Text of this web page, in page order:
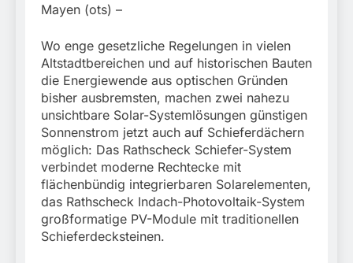
Mayen (ots) –
Wo enge gesetzliche Regelungen in vielen
Altstadtbereichen und auf historischen Bauten
die Energiewende aus optischen Gründen
bisher ausbremsten, machen zwei nahezu
unsichtbare Solar-Systemlösungen günstigen
Sonnenstrom jetzt auch auf Schieferdächern
möglich: Das Rathscheck Schiefer-System
verbindet moderne Rechtecke mit
flächenbündig integrierbaren Solarelementen,
das Rathscheck Indach-Photovoltaik-System
großformatige PV-Module mit traditionellen
Schieferdecksteinen.